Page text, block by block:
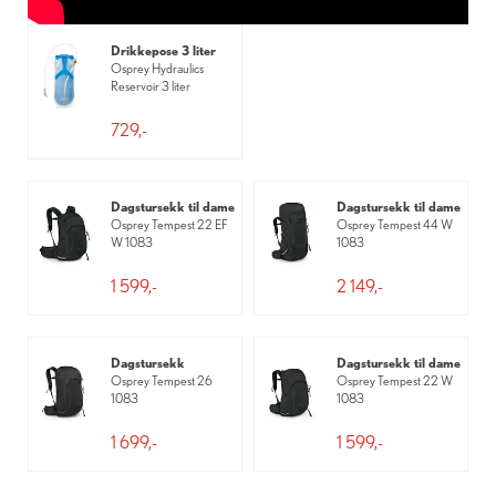
Drikkepose 3 liter
Osprey Hydraulics
Reservoir 3 liter
729,-
Dagstursekk til dame
Osprey Tempest 22 EF
W 1083
1 599,-
Dagstursekk til dame
Osprey Tempest 44 W
1083
2 149,-
Dagstursekk
Osprey Tempest 26
1083
1 699,-
Dagstursekk til dame
Osprey Tempest 22 W
1083
1 599,-